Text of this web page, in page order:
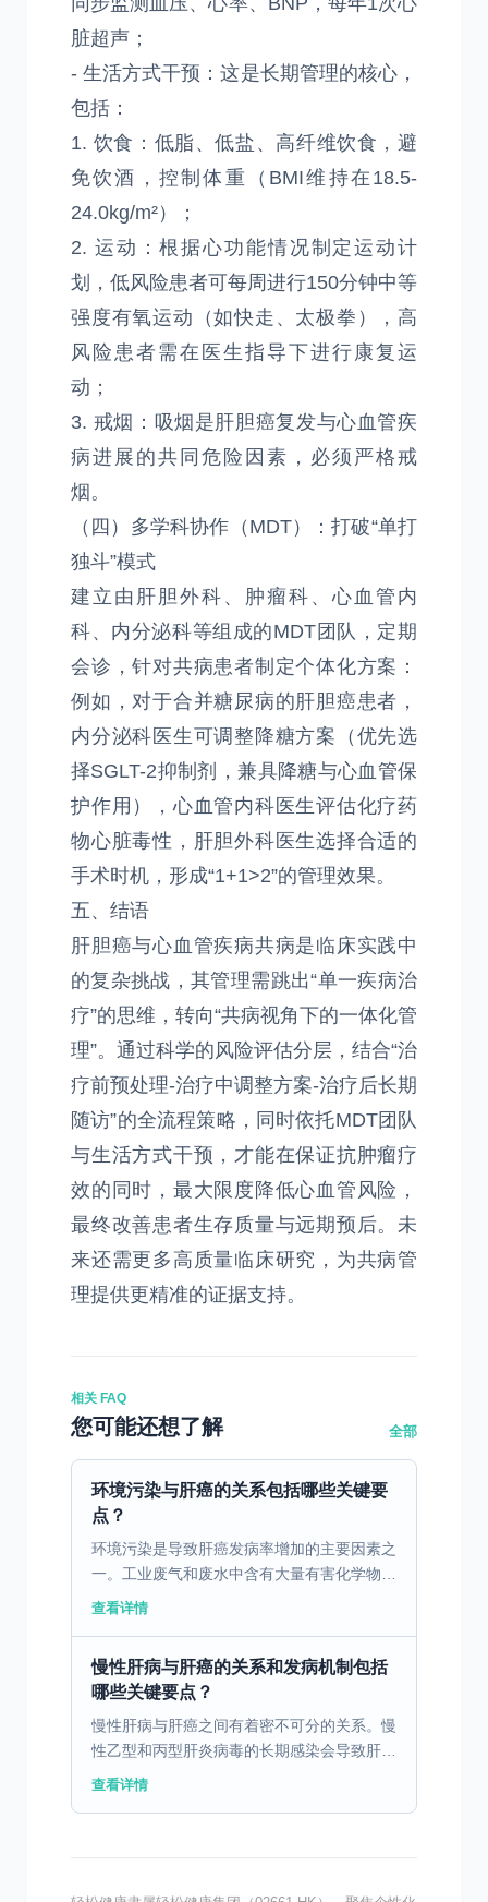
脏超声；
- 生活方式干预：这是长期管理的核心，
包括：
1. 饮食：低脂、低盐、高纤维饮食，避
免饮酒，控制体重（BMI维持在18.5-
24.0kg/m²）；
2. 运动：根据心功能情况制定运动计
划，低风险患者可每周进行150分钟中等
强度有氧运动（如快走、太极拳），高
风险患者需在医生指导下进行康复运
动；
3. 戒烟：吸烟是肝胆癌复发与心血管疾
病进展的共同危险因素，必须严格戒
烟。
（四）多学科协作（MDT）：打破“单打
独斗”模式
建立由肝胆外科、肿瘤科、心血管内
科、内分泌科等组成的MDT团队，定期
会诊，针对共病患者制定个体化方案：
例如，对于合并糖尿病的肝胆癌患者，
内分泌科医生可调整降糖方案（优先选
择SGLT-2抑制剂，兼具降糖与心血管保
护作用），心血管内科医生评估化疗药
物心脏毒性，肝胆外科医生选择合适的
手术时机，形成“1+1>2”的管理效果。
五、结语
肝胆癌与心血管疾病共病是临床实践中
的复杂挑战，其管理需跳出“单一疾病治
疗”的思维，转向“共病视角下的一体化管
理”。通过科学的风险评估分层，结合“治
疗前预处理-治疗中调整方案-治疗后长期
随访”的全流程策略，同时依托MDT团队
与生活方式干预，才能在保证抗肿瘤疗
效的同时，最大限度降低心血管风险，
最终改善患者生存质量与远期预后。未
来还需更多高质量临床研究，为共病管
理提供更精准的证据支持。
相关 FAQ
您可能还想了解 全部
环境污染与肝癌的关系包括哪些关键要
点？
环境污染是导致肝癌发病率增加的主要因素之
一。工业废气和废水中含有大量有害化学物
质，这些化学物质通过空气和水源进入人体，
查看详情
慢性肝病与肝癌的关系和发病机制包括
哪些关键要点？
慢性肝病与肝癌之间有着密不可分的关系。慢
性乙型和丙型肝炎病毒的长期感染会导致肝细
胞的持续性炎症和坏死，造成肝脏组织的纤维
查看详情